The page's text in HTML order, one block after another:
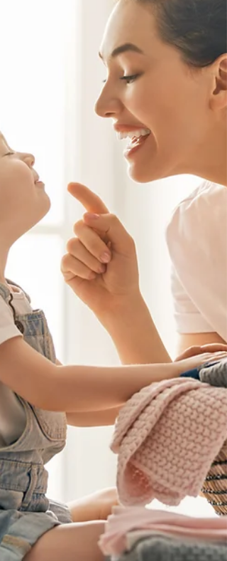
¿ Cómo Adaptarse a las Nuevas Estrategias de
Crianza ? La crianza de los hijos es un viaje lleno
de desafíos, y muchos de nosotros nos...